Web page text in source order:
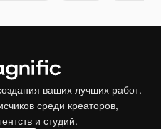
ваших лучших работ.
среди креаторов,
и студий.